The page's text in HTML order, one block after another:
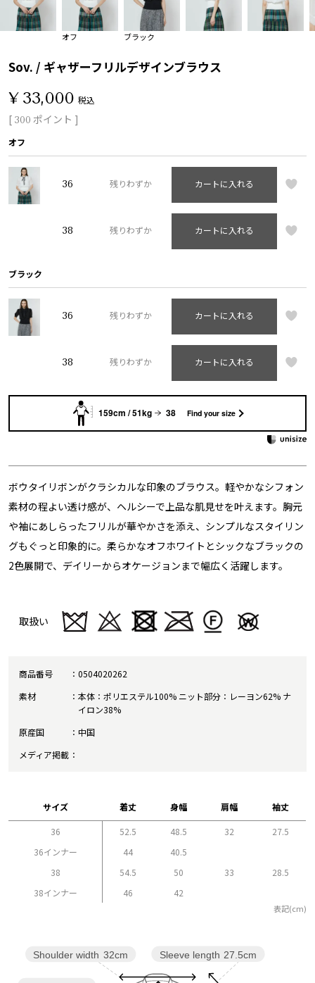
オフ ブラック
Sov. / ギャザーフリルデザインブラウス
¥ 33,000 税込
[ 300 ポイント ]
オフ
36 残りわずか カートに入れる
38 残りわずか カートに入れる
ブラック
36 残りわずか カートに入れる
38 残りわずか カートに入れる
159cm / 51kg 38 Find your size
ボウタイリボンがクラシカルな印象のブラウス。軽やかなシフォン
素材の程よい透け感が、ヘルシーで上品な肌見せを叶えます。胸元
や袖にあしらったフリルが華やかさを添え、シンプルなスタイリン
グもぐっと印象的に。柔らかなオフホワイトとシックなブラックの
2色展開で、デイリーからオケージョンまで幅広く活躍します。
取扱い
商品番号
0504020262
素材
本体：ポリエステル100% ニット部分：レーヨン62% ナ
イロン38%
原産国
中国
メディア掲載
サイズ 着丈 身幅 肩幅 袖丈
36 52.5 48.5 32
27.5
36インナー
44
40.5
38
54.5 50 33
28.5
38インナー
46 42
表記(cm)
Sleeve length 27.5cm
Shoulder width 32cm